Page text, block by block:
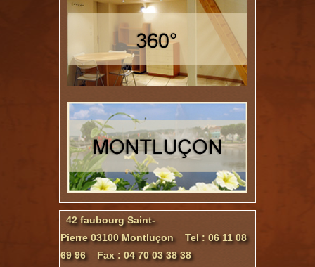
42 faubourg Saint-
Pierre 03100 Montluçon Tel : 06 11 08
69 96 Fax : 04 70 03 38 38